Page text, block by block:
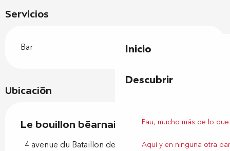
Inicio
Descubrir
Pau, mucho más de lo
Aquí y en ninguna otra
Servicios
Bar
Ubicación
Le bouillon béarnais
4 avenue du Bataillon de Joinville, 64320 Bizanos